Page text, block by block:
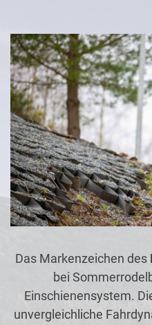
Das Markenzeichen des
bei
Einschienensystem.
unvergleichliche